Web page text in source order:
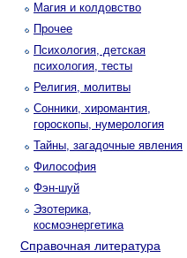
Магия и колдовство
Прочее
Психология, детская
психология, тесты
Религия, молитвы
Сонники, хиромантия,
гороскопы, нумерология
Тайны, загадочные явления
Философия
Фэн-шуй
Эзотерика,
космоэнергетика
Справочная литература